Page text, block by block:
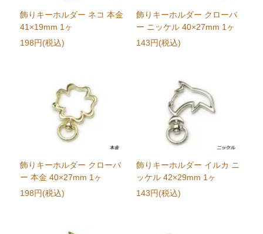
飾りキーホルダー ネコ 本金
41×19mm 1ヶ
198円(税込)
飾りキーホルダー クローバ
ー ニッケル 40×27mm 1ヶ
143円(税込)
飾りキーホルダー クローバ
ー 本金 40×27mm 1ヶ
198円(税込)
飾りキーホルダー イルカ ニ
ッケル 42×29mm 1ヶ
143円(税込)